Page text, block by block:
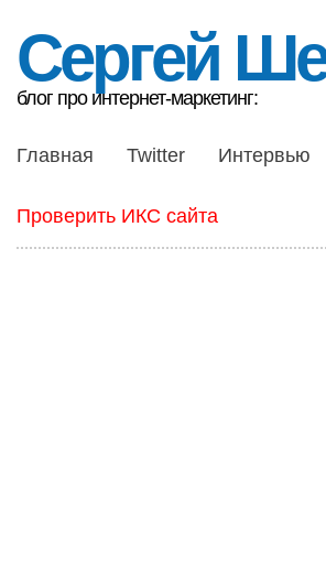
Сергей
блог про интернет-маркетинг:
Главная Twitter Интервью
Проверить ИКС сайта